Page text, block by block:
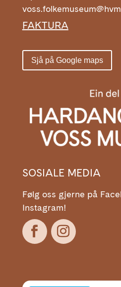
FAKTURA
Sjå på Google maps
SOSIALE MEDIA
Følg oss gjerne på
Instagram!